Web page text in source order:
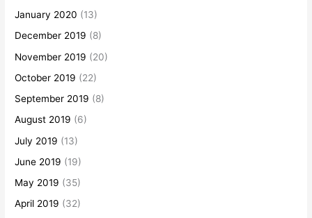
January 2020 (13)
December 2019 (8)
November 2019 (20)
October 2019 (22)
September 2019 (8)
August 2019 (6)
July 2019 (13)
June 2019 (19)
May 2019 (35)
April 2019 (32)